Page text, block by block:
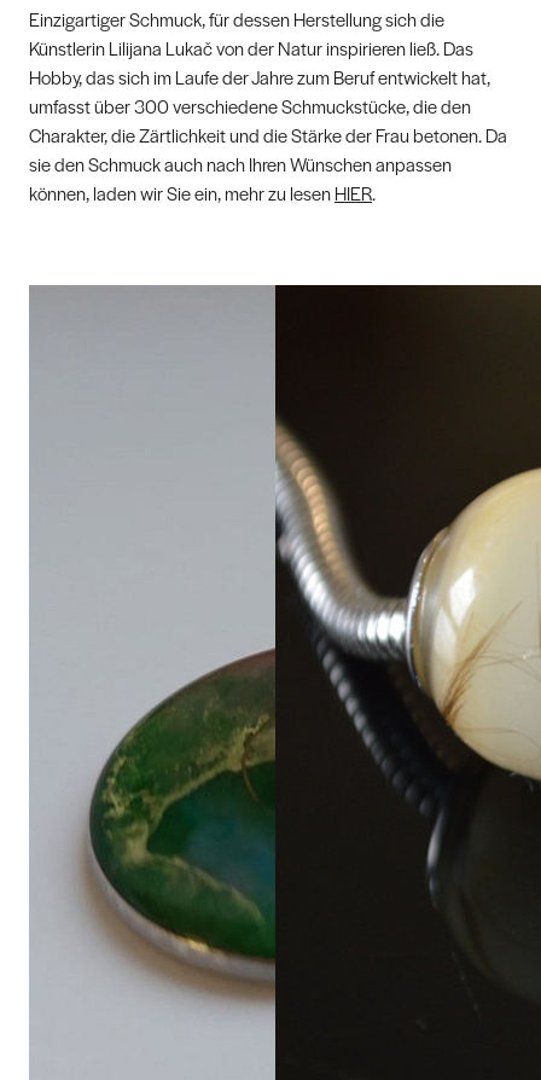
Einzigartiger Schmuck, für dessen Herstellung sich die
Künstlerin Lilijana Lukač von der Natur inspirieren ließ. Das
Hobby, das sich im Laufe der Jahre zum Beruf entwickelt hat,
umfasst über 300 verschiedene Schmuckstücke, die den
Charakter, die Zärtlichkeit und die Stärke der Frau betonen. Da
sie den Schmuck auch nach Ihren Wünschen anpassen
können, laden wir Sie ein, mehr zu lesenHIER.